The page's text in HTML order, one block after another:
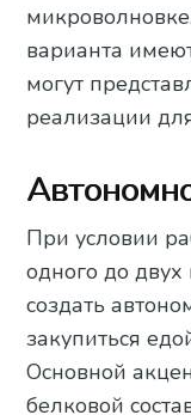
варианта
могут
реализации
При условии
одного до
создать
закупиться
Основной
белковой